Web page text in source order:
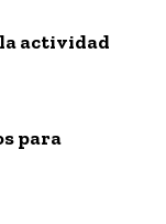
actividad
para